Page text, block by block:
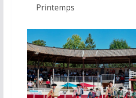
Printemps